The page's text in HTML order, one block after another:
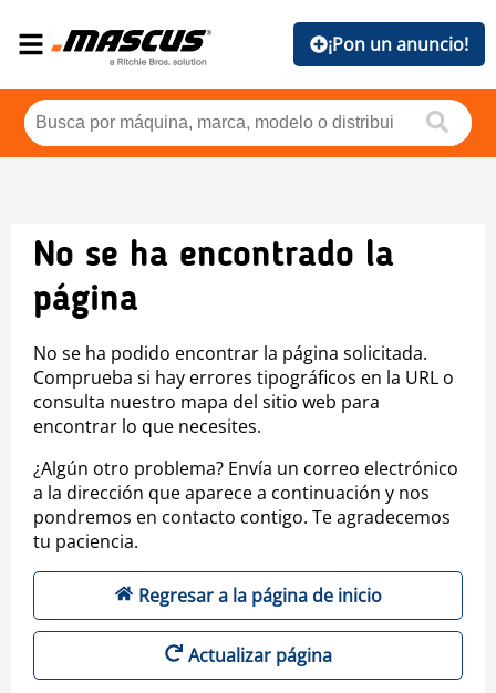
¡Pon un anuncio!
No se ha encontrado la
página
No se ha podido encontrar la página solicitada.
Comprueba si hay errores tipográficos en la URL o
consulta nuestro mapa del sitio web para
encontrar lo que necesites.
¿Algún otro problema? Envía un correo electrónico
a la dirección que aparece a continuación y nos
pondremos en contacto contigo. Te agradecemos
tu paciencia.
Regresar a la página de inicio
Actualizar página